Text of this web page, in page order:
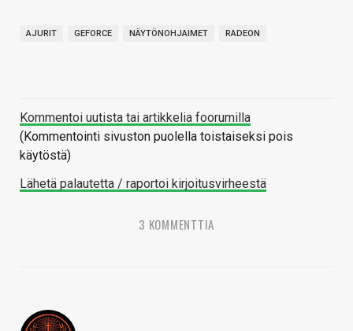
AJURIT GEFORCE NÄYTÖNOHJAIMET RADEON
Kommentoi uutista tai artikkelia foorumilla
(Kommentointi sivuston puolella toistaiseksi pois
käytöstä)
Lähetä palautetta / raportoi kirjoitusvirheestä
3 KOMMENTTIA